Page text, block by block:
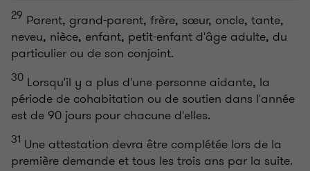
29 Parent, grand-parent, frère, sœur, oncle, tante,
neveu, nièce, enfant, petit-enfant d'âge adulte, du
particulier ou de son conjoint.
30 Lorsqu'il y a plus d'une personne aidante, la
période de cohabitation ou de soutien dans l'année
est de 90 jours pour chacune d'elles.
31 Une attestation devra être complétée lors de la
première demande et tous les trois ans par la suite.